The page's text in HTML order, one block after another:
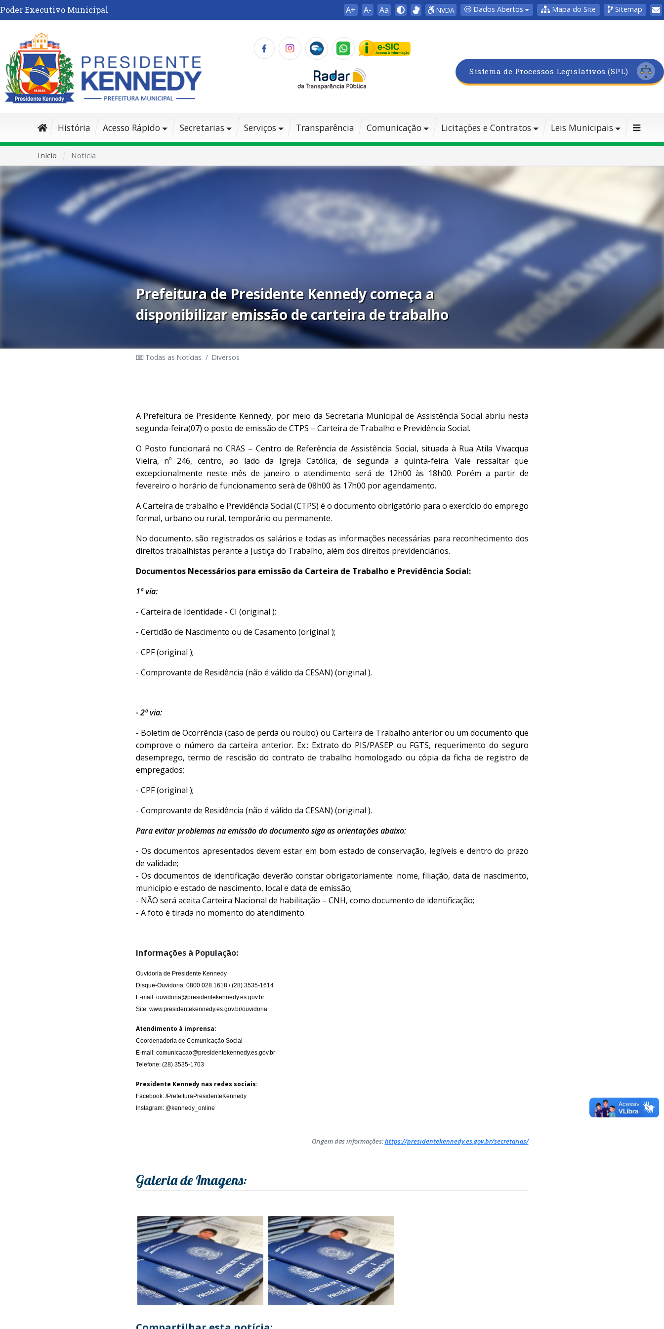
Poder Executivo Municipal A+ A- Aa NVDA Dados Abertos Mapa do Site Sitemap
Sistema de Processos Legislativos (SPL)
História Acesso Rápido Secretarias Serviços Transparência Comunicação Licitações e Contratos Leis Municipais
Início Noticia
Prefeitura de Presidente Kennedy começa a
disponibilizar emissão de carteira de trabalho
Todas as Notícias / Diversos
A Prefeitura de Presidente Kennedy, por meio da Secretaria Municipal de Assistência Social abriu nesta
segunda-feira(07) o posto de emissão de CTPS – Carteira de Trabalho e Previdência Social.
O Posto funcionará no CRAS – Centro de Referência de Assistência Social, situada à Rua Atila Vivacqua
Vieira, nº 246, centro, ao lado da Igreja Católica, de segunda a quinta-feira. Vale ressaltar que
excepcionalmente neste mês de janeiro o atendimento será de 12h00 às 18h00. Porém a partir de
fevereiro o horário de funcionamento serà de 08h00 às 17h00 por agendamento.
A Carteira de trabalho e Previdência Social (CTPS) é o documento obrigatório para o exercício do emprego
formal, urbano ou rural, temporário ou permanente.
No documento, são registrados os salários e todas as informações necessárias para reconhecimento dos
direitos trabalhistas perante a Justiça do Trabalho, além dos direitos previdenciários.
Documentos Necessários para emissão da Carteira de Trabalho e Previdência Social:
1ª via:
- Carteira de Identidade - CI (original );
- Certidão de Nascimento ou de Casamento (original );
- CPF (original );
- Comprovante de Residência (não é válido da CESAN) (original ).
- 2ª via:
- Boletim de Ocorrência (caso de perda ou roubo) ou Carteira de Trabalho anterior ou um documento que
comprove o número da carteira anterior. Ex.: Extrato do PIS/PASEP ou FGTS, requerimento do seguro
desemprego, termo de rescisão do contrato de trabalho homologado ou cópia da ficha de registro de
empregados;
- CPF (original );
- Comprovante de Residência (não é válido da CESAN) (original ).
Para evitar problemas na emissão do documento siga as orientações abaixo:
- Os documentos apresentados devem estar em bom estado de conservação, legíveis e dentro do prazo
de validade;
- Os documentos de identificação deverão constar obrigatoriamente: nome, filiação, data de nascimento,
município e estado de nascimento, local e data de emissão;
- NÃO será aceita Carteira Nacional de habilitação – CNH, como documento de identificação;
- A foto é tirada no momento do atendimento.
Informações à População:
Ouvidoria de Presidente Kennedy
Disque-Ouvidoria: 0800 028 1618 / (28) 3535-1614
E-mail: ouvidoria@presidentekennedy.es.gov.br
Site: www.presidentekennedy.es.gov.br/ouvidoria
Atendimento à imprensa:
Coordenadoria de Comunicação Social
E-mail: comunicacao@presidentekennedy.es.gov.br
Telefone: (28) 3535-1703
Presidente Kennedy nas redes sociais:
Facebook: /PrefeituraPresidenteKennedy
Instagram: @kennedy_online
Origem das informações:https://presidentekennedy.es.gov.br/secretarias/
Galeria de Imagens: